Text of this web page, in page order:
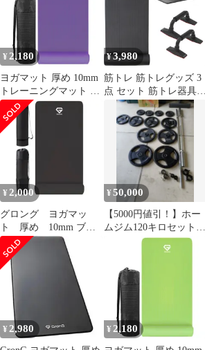
¥ 2,180
ヨガマット 厚め 10mm
トレーニングマット ス
トレッチマット 筋トレ
マット 180cm×60cm ベ
リーパープル
GronG（グロング）
¥3,980
筋トレ 筋トレグッズ 3
点 セット 筋トレ器具
ヨガマット 10mm 腹筋
ローラー プッシュアッ
プバー GronG（グロン
¥ 2,000
グロング ヨガマッ
ト 厚め 10mm ブラ
ック 180cm×60cm
¥50,000
【5000円値引！】ホー
ムジム120キロセットシ
ャフト2本付き
¥ 2,980 ¥ 2,180